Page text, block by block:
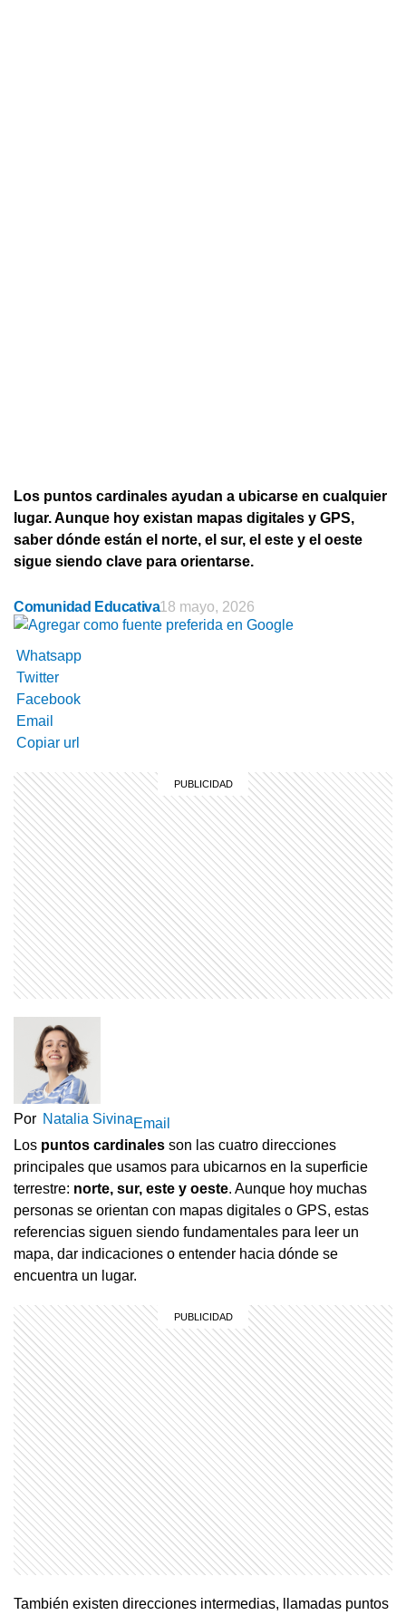
Los puntos cardinales ayudan a ubicarse en cualquier
lugar. Aunque hoy existan mapas digitales y GPS,
saber dónde están el norte, el sur, el este y el oeste
sigue siendo clave para orientarse.
Comunidad Educativa18 mayo, 2026
Whatsapp
Twitter
Facebook
Email
Copiar url
Por Natalia SivinaEmail
Los puntos cardinales son las cuatro direcciones
principales que usamos para ubicarnos en la superficie
terrestre: norte, sur, este y oeste. Aunque hoy muchas
personas se orientan con mapas digitales o GPS, estas
referencias siguen siendo fundamentales para leer un
mapa, dar indicaciones o entender hacia dónde se
encuentra un lugar.
También existen direcciones intermedias, llamadas puntos